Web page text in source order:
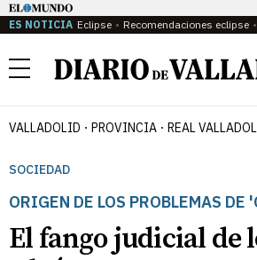
ES NOTICIA Eclipse Recomendaciones eclipse
Menú
VALLADOLID PROVINCIA REAL
SOCIEDAD
ORIGEN DE LOS PROBLEMAS DE
El fango judicial de